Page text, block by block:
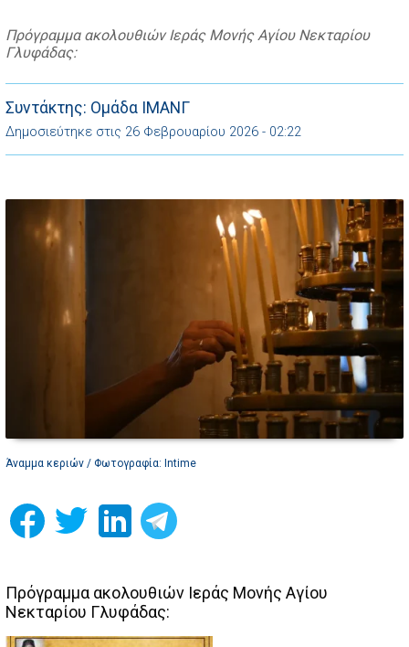
ΕΠΙΚΟΙΝΩΝΙΑ
Πρόγραμμα ακολουθιών Ιεράς Μονής Αγίου Νεκταρίου
Γλυφάδας:
Συντάκτης: Ομάδα ΙΜΑΝΓ
Δημοσιεύτηκε στις 26 Φεβρουαρίου 2026 - 02:22
Άναμμα κεριών / Φωτογραφία: Intime
Πρόγραμμα ακολουθιών Ιεράς Μονής Αγίου
Νεκταρίου Γλυφάδας: